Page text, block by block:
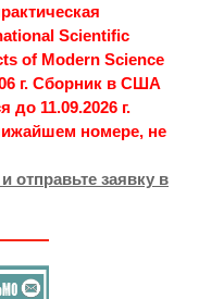
Scientific
of Modern Science
г. Сборник в США
11.09.2026 г.
номере, не
отправьте заявку в